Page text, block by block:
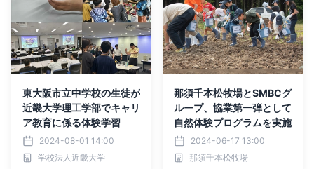
東大阪市立中学校の生徒が
近畿大学理工学部でキャリ
ア教育に係る体験学習
2024-08-01 14:00
学校法人近畿大学
那須千本松牧場とSMBCグ
ループ、協業第一弾として
自然体験プログラムを実施
2024-06-17 13:00
那須千本松牧場